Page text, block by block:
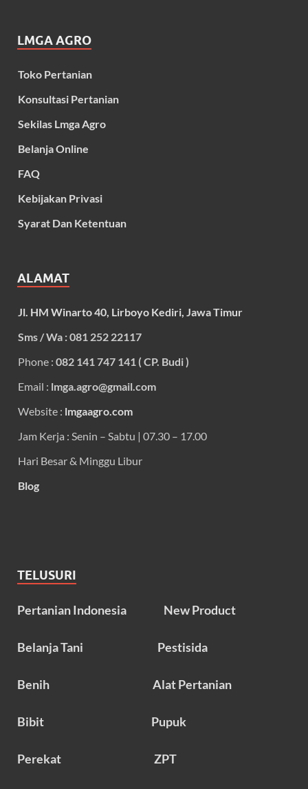
LMGA AGRO
Toko Pertanian
Konsultasi Pertanian
Sekilas Lmga Agro
Belanja Online
FAQ
Kebijakan Privasi
Syarat Dan Ketentuan
ALAMAT
Jl. HM Winarto 40, Lirboyo Kediri, Jawa Timur
Sms / Wa : 081 252 22117
Phone : 082 141 747 141 ( CP. Budi )
Email : lmga.agro@gmail.com
Website : lmgaagro.com
Jam Kerja : Senin – Sabtu | 07.30 – 17.00
Hari Besar & Minggu Libur
Blog
TELUSURI
Pertanian Indonesia New Product
Belanja Tani Pestisida
Benih Alat Pertanian
Bibit Pupuk
Perekat ZPT